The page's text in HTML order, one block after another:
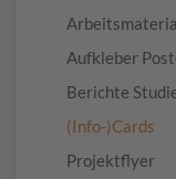
Aufkleber
Berichte
(Info-)Cards
Projektflyer